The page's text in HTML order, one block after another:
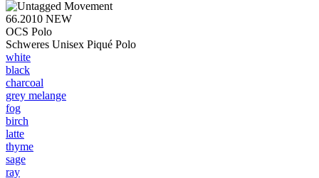
66.2010 NEW
OCS Polo
Schweres Unisex Piqué Polo
white
black
charcoal
grey melange
fog
birch
latte
thyme
sage
ray